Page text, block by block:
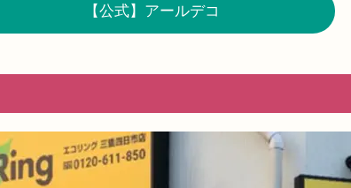
【公式】アールデコ